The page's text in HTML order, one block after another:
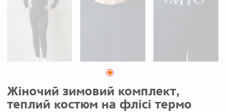
Жіночий зимовий комплект,
теплий костюм на флісі термо